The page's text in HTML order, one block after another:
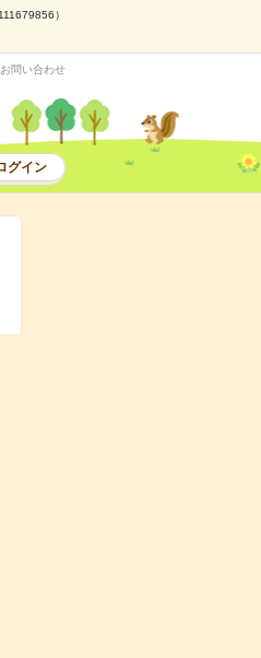
）
問い合わせ
グイン